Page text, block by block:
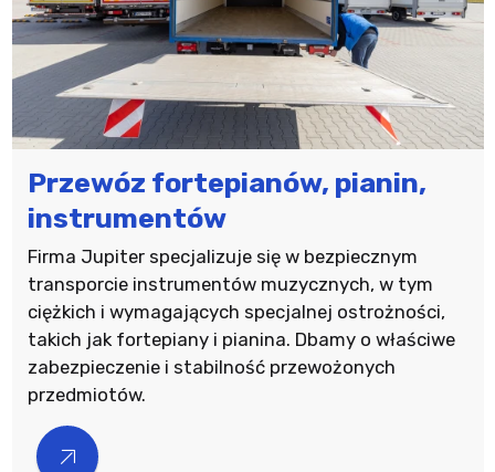
Przewóz fortepianów, pianin,
instrumentów
Firma Jupiter specjalizuje się w bezpiecznym
transporcie instrumentów muzycznych, w tym
ciężkich i wymagających specjalnej ostrożności,
takich jak fortepiany i pianina. Dbamy o właściwe
zabezpieczenie i stabilność przewożonych
przedmiotów.